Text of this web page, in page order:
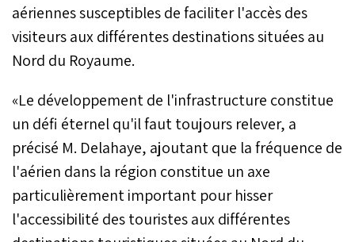
aériennes susceptibles de faciliter l'accès des
visiteurs aux différentes destinations situées au
Nord du Royaume.
«Le développement de l'infrastructure constitue
un défi éternel qu'il faut toujours relever, a
précisé M. Delahaye, ajoutant que la fréquence de
l'aérien dans la région constitue un axe
particulièrement important pour hisser
l'accessibilité des touristes aux différentes